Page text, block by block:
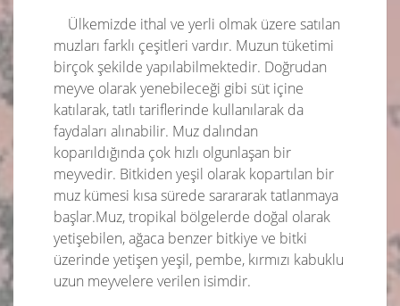
Ülkemizde ithal ve yerli olmak üzere satılan
muzları farklı çeşitleri vardır. Muzun tüketimi
birçok şekilde yapılabilmektedir. Doğrudan
meyve olarak yenebileceği gibi süt içine
katılarak, tatlı tariflerinde kullanılarak da
faydaları alınabilir. Muz dalından
koparıldığında çok hızlı olgunlaşan bir
meyvedir. Bitkiden yeşil olarak kopartılan bir
muz kümesi kısa sürede sarararak tatlanmaya
başlar.Muz, tropikal bölgelerde doğal olarak
yetişebilen, ağaca benzer bitkiye ve bitki
üzerinde yetişen yeşil, pembe, kırmızı kabuklu
uzun meyvelere verilen isimdir.